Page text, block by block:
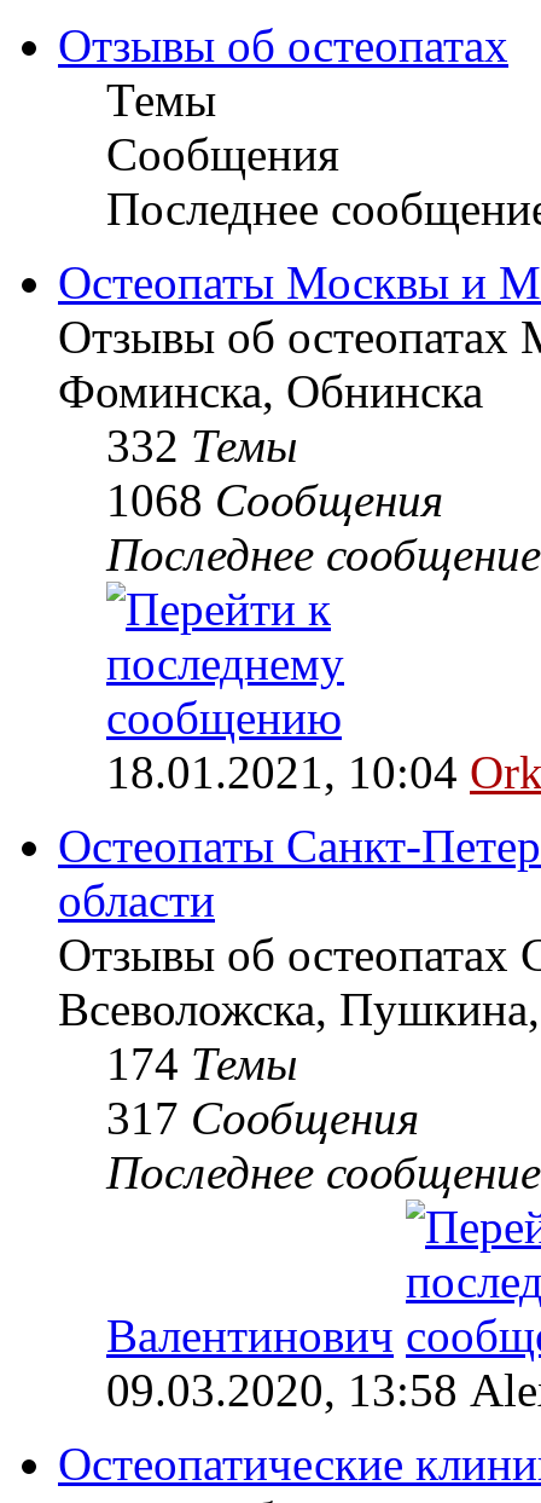
Отзывы об остеопатах
Темы
Сообщения
Последнее
Остеопаты Москвы и
Отзывы об
Фоминска, Обнинска
332 Темы
1068 Сообщения
Последнее сообщение
18.01.2021, 10:04
Остеопаты Санкт-
области
Отзывы об остеопатах
Всеволожска,
174 Темы
317 Сообщения
Последнее сообщение
Валентинович
09.03.2020, 13:58
Остеопатические